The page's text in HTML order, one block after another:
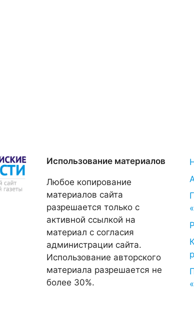
Использование материалов
Любое копирование
материалов сайта
разрешается только с
активной ссылкой на
материал с согласия
администрации сайта.
Использование авторского
материала разрешается не
более 30%.